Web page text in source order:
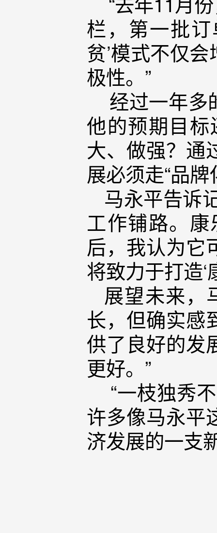
栏，第一批订
贫’模式不仅
极性。”
经过一年多
他的预期目
大、做强？通
展必须走“品
马永平告诉
工作铺路。
后，我认为它
将致力于打造
展望未来，
长，但确实感
供了良好的发
更好。”
“一枝独秀
许多像马永平
济发展的一支